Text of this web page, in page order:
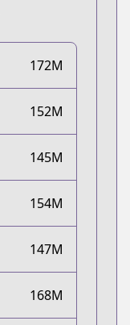
172M
152M
145M
154M
147M
168M